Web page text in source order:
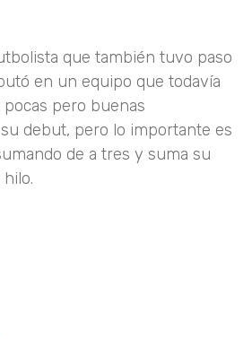
que también tuvo paso
en un equipo que todavía
pero buenas
debut, pero lo importante es
de a tres y suma su